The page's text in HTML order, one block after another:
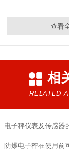
查看
相
RELATED
防爆电子秤在使用前